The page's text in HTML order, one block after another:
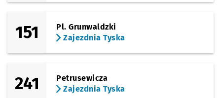
151
Pl. Grunwaldzki
Zajezdnia Tyska
241
Petrusewicza
Zajezdnia Tyska